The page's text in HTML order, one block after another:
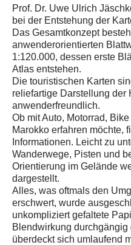
Prof. Dr. Uwe Ulrich
bei der Entstehung der
Das Gesamtkonzept
anwenderorientierten
1:120.000, dessen erste
Atlas entstehen.
Die touristischen Karten
reliefartige Darstellung der
anwenderfreundlich.
Ob mit Auto, Motorrad,
Marokko erfahren möchte,
Informationen. Leicht zu
Wanderwege, Pisten und
Orientierung im Gelände
dargestellt.
Alles, was oftmals den
erschwert, wurde
unkompliziert gefaltete
Blendwirkung
überdeckt sich umlaufend